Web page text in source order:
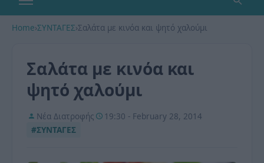
Home›ΣΥΝΤΑΓΕΣ›Σαλάτα με κινόα και ψητό χαλούμι
Σαλάτα με κινόα και
ψητό χαλούμι
Νέα Διατροφής
19:30 - February 28, 2014
#ΣΥΝΤΑΓΕΣ